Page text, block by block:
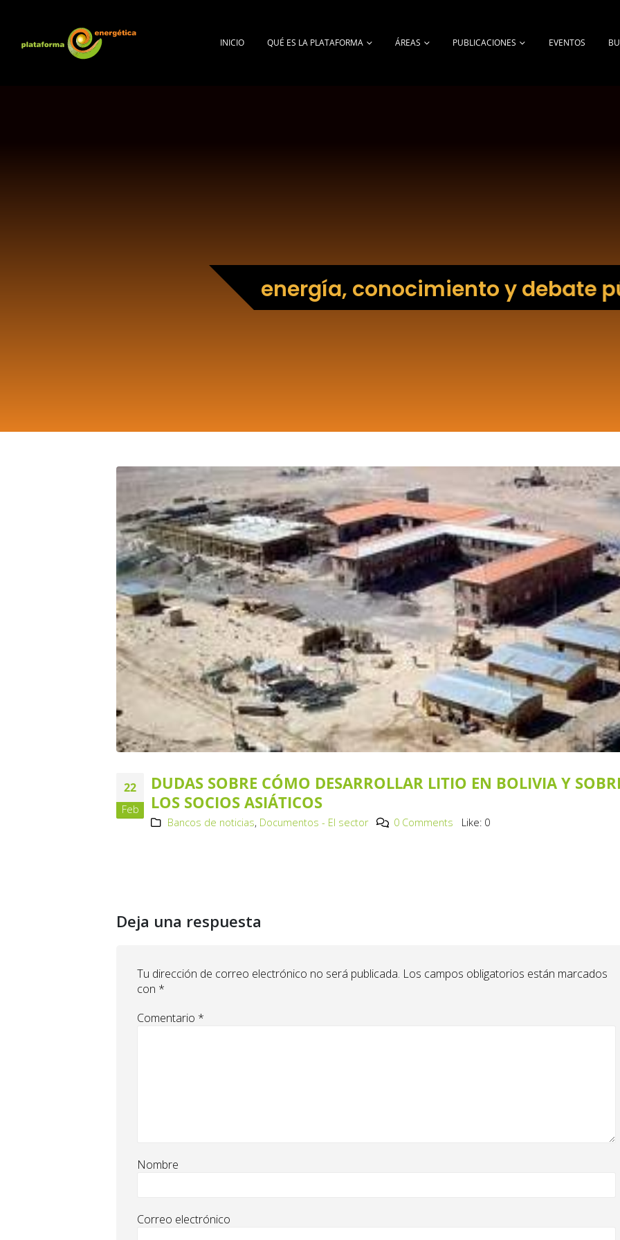
INICIO QUÉ ES LA PLATAFORMA ÁREAS PUBLICACIONES EVENTOS
energía, conocimiento y debate
22
Feb
DUDAS SOBRE CÓMO DESARROLLAR LITIO EN BOLIVIA Y
LOS SOCIOS ASIÁTICOS
Bancos de noticias, Documentos - El sector 0 Comments Like: 0
Deja una respuesta
Tu dirección de correo electrónico no será publicada. Los campos obligatorios están marcados
con *
Comentario *
Nombre
Correo electrónico